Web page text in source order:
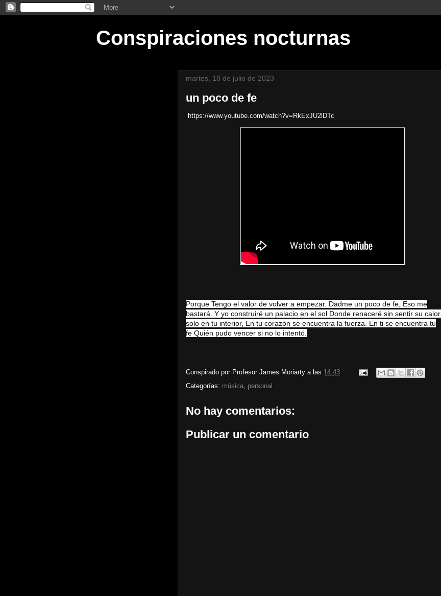
Conspiraciones nocturnas
martes, 18 de julio de 2023
un poco de fe
https://www.youtube.com/watch?v=RkExJU2lDTc
Porque Tengo el valor de volver a empezar. Dadme un poco de fe, Eso me
bastará. Y yo construiré un palacio en el sol Donde renaceré sin sentir su calor.
solo en tu interior, En tu corazón se encuentra la fuerza.
En ti se encuentra tu
fe Quién pudo vencer si no lo intentó.
Conspirado por Profesor James Moriarty a las 14:43
Categorías: música, personal
No hay comentarios:
Publicar un comentario